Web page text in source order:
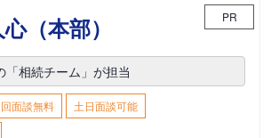
（本部） PR
「相続チーム」が担当
面談無料
土日面談可能